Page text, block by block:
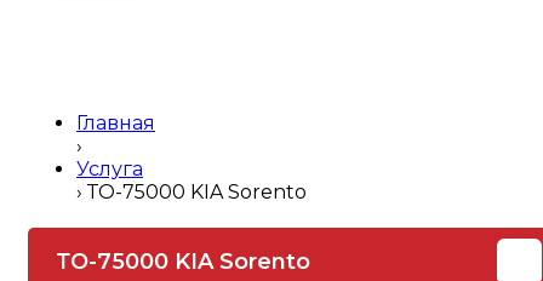
Главная
›
Услуга
›ТО-75000 KIA Sorento
ТО-75000 KIA Sorento